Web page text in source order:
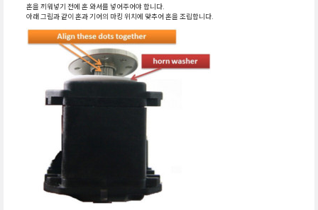
혼을 끼워넣기 전에 혼 와셔를 넣어주어야 합니다.
아래 그림과 같이 혼과 기어의 마킹 위치에 맞추어 혼을 조립합니다.